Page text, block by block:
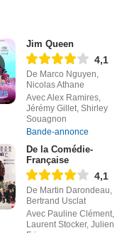
Jim Queen
4,1
De Marco Nguyen,
Nicolas Athane
Avec Alex Ramires,
Jérémy Gillet, Shirley
Souagnon
Bande-annonce
De la Comédie-
Française
4,1
De Martin Darondeau,
Bertrand Usclat
Avec Pauline Clément,
Laurent Stocker, Julien